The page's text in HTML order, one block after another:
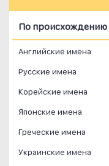
По происхождению
Английские имена
Русские имена
Корейские имена
Японские имена
Греческие имена
Украинские имена